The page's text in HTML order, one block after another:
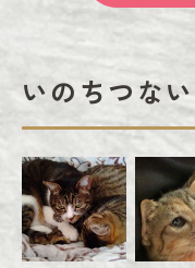
いのちつな